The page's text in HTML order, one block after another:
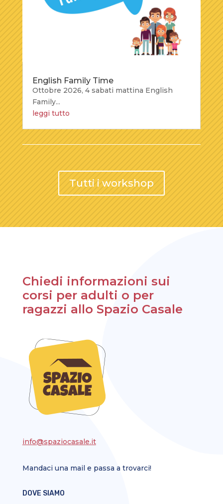
English Family Time
Ottobre 2026, 4 sabati mattina English
Family...
leggi tutto
Tutti i workshop
Chiedi informazioni sui
corsi per adulti o per
ragazzi allo Spazio Casale
info@spaziocasale.it
Mandaci una mail e passa a trovarci!
DOVE SIAMO